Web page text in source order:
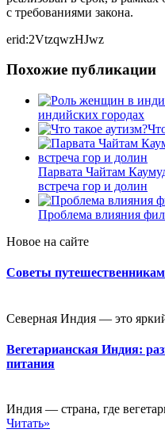
с требованиями закона.
erid:2VtzqwzHJwz
Похожие публикации
индийских городах
Парвата Чайтам
встреча гор и долин
Проблема влияния
Новое на сайте
Советы
Северная Индия — это
Вегетарианская Индия:
питания
Индия — страна, где
Читать»